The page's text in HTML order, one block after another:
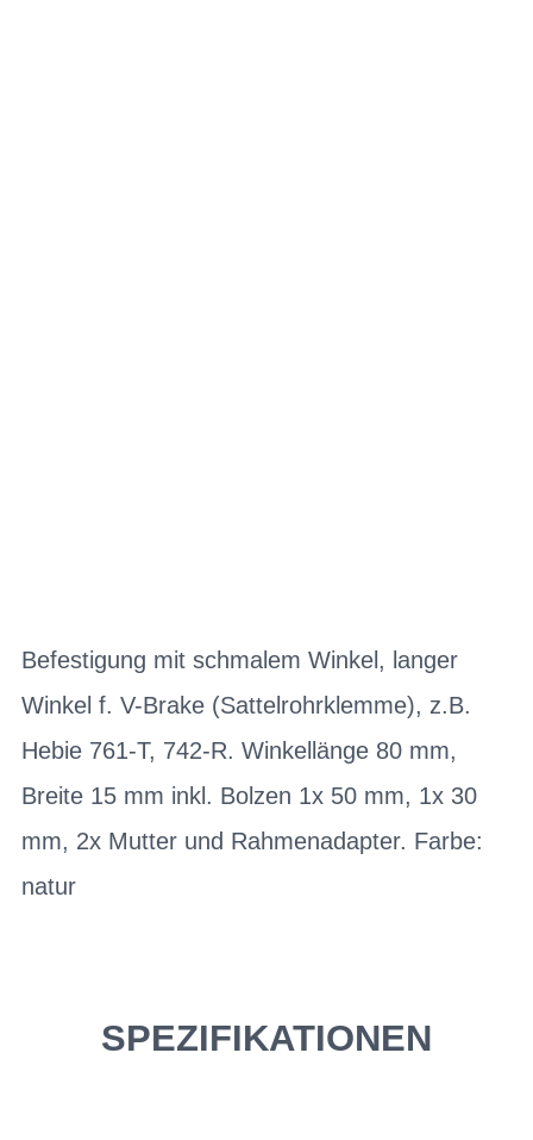
Befestigung mit schmalem Winkel, langer
Winkel f. V-Brake (Sattelrohrklemme), z.B.
Hebie 761-T, 742-R. Winkellänge 80 mm,
Breite 15 mm inkl. Bolzen 1x 50 mm, 1x 30
mm, 2x Mutter und Rahmenadapter. Farbe:
natur
SPEZIFIKATIONEN